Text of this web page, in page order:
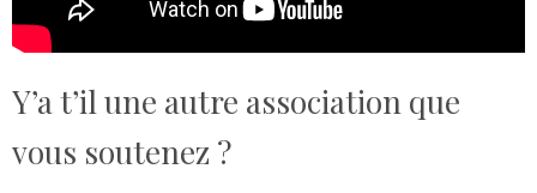
Y’a t’il une autre association que
vous soutenez ?